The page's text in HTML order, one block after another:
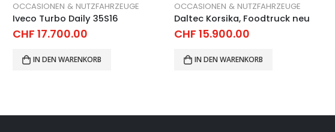
OCCASIONEN & NUTZFAHRZEUGE
Iveco Turbo Daily 35S16
CHF 17.700.00
IN DEN WARENKORB
OCCASIONEN & NUTZFAHRZEUGE
Daltec Korsika, Foodtruck neu
CHF 15.900.00
IN DEN WARENKORB